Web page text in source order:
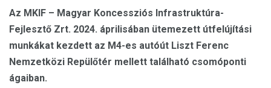
Az MKIF – Magyar Koncessziós Infrastruktúra-
Fejlesztő Zrt. 2024. áprilisában ütemezett útfelújítási
munkákat kezdett az M4-es autóút Liszt Ferenc
Nemzetközi Repülőtér mellett található csomóponti
ágaiban.